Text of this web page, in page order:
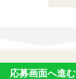
応募画面へ進む